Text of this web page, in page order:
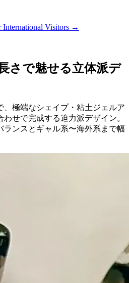
Visitors →
さで魅せる立体派デ
、極端なシェイプ・粘土ジェルア
せで完成する迫力派デザイン。
ランスとギャル系〜海外系まで幅